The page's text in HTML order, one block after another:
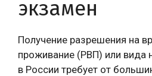
экзамен
Получение разрешения на
проживание (РВП) или вида
в России требует от